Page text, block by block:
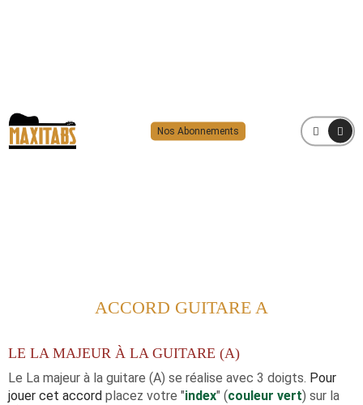
Nos Abonnements MENU
ACCORD GUITARE A
LE LA MAJEUR À LA GUITARE (A)
Le La majeur à la guitare (A) se réalise avec 3 doigts. Pour
jouer cet accord placez votre "index" (couleur vert) sur la